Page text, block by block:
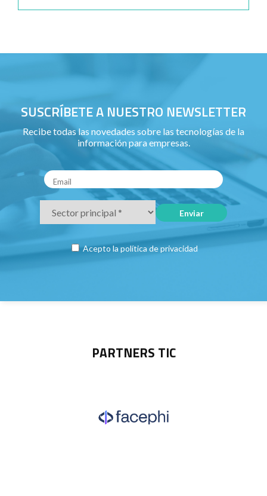
SUSCRÍBETE A NUESTRO NEWSLETTER
Recibe todas las novedades sobre las tecnologías de la
información para empresas.
Acepto la política de privacidad
PARTNERS TIC